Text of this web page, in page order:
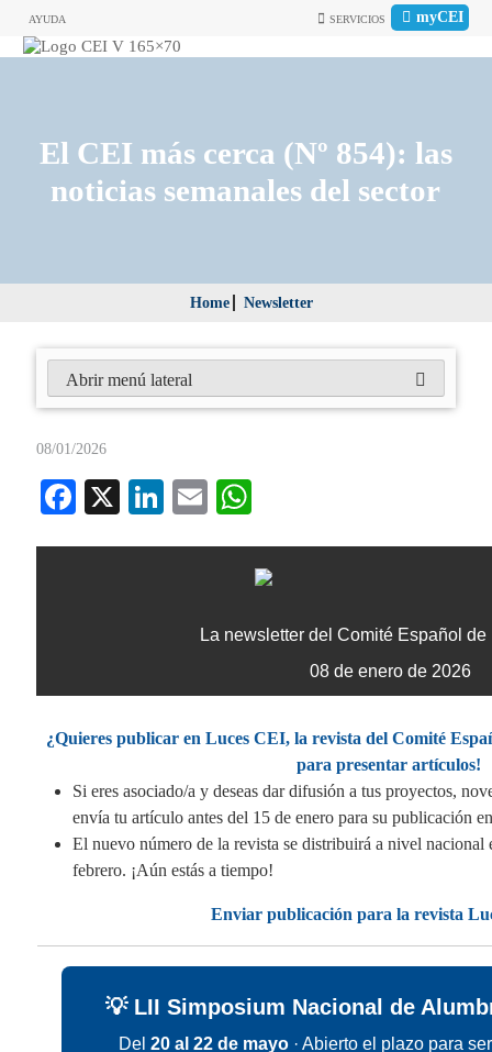
AYUDA myCEI
SERVICIOS
El CEI más cerca (Nº 854): las
noticias semanales del sector
Home Newsletter
08/01/2026
Fa
X
Li
E
ts
pp
La newsletter del Comité Españolde
08 de enero de 2026
¿Quieres publicar en Luces CEI, la revista del Comité
para presentar artículos!
Si eres asociado/a y deseas dar difusión a tus proyectos,
envía tu artículo antes del 15 de enero para su publicación
El nuevo número de la revista se distribuirá a nivel
febrero. ¡Aún estás a tiempo!
Enviar publicación para la revista
💡 LII Simposium Nacional de
Del20 al 22 de mayo · Abierto el plazo para
Abrir menú lateral